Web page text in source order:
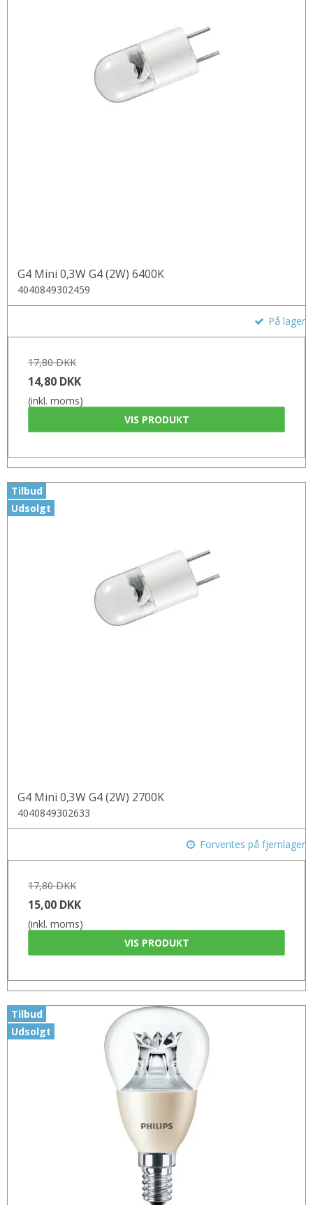
G4 Mini 0,3W G4 (2W) 6400K
4040849302459
På lager
17,80 DKK
14,80 DKK
(inkl. moms)
VIS PRODUKT
Tilbud
Udsolgt
G4 Mini 0,3W G4 (2W) 2700K
4040849302633
Forventes på fjernlager
17,80 DKK
15,00 DKK
(inkl. moms)
VIS PRODUKT
Tilbud
Udsolgt